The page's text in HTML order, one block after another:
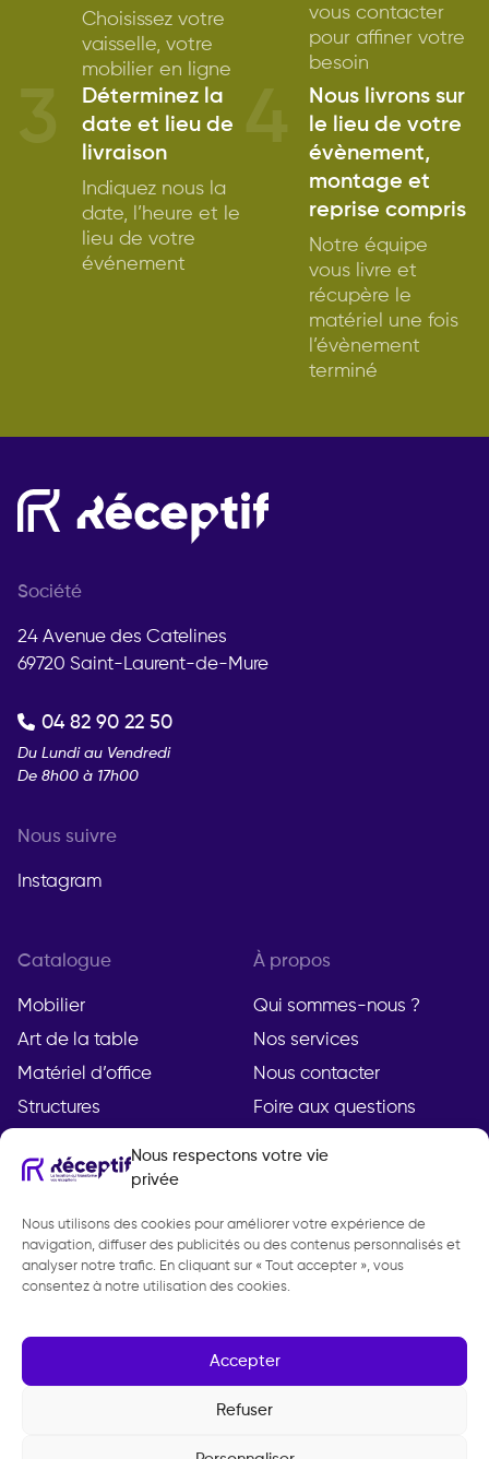
Nous respectons votre vie
privée
Nous utilisons des cookies pour améliorer votre expérience de
navigation, diffuser des publicités ou des contenus personnalisés et
analyser notre trafic. En cliquant sur « Tout accepter », vous
consentez à notre utilisation des cookies.
Accepter
Refuser
Choisissez votre
vaisselle, votre
mobilier en ligne
vous contacter
pour affiner votre
besoin
Déterminez la
date et lieu de
livraison
Indiquez nous la
date, l’heure et le
lieu de votre
événement
Nous livrons sur
le lieu de votre
évènement,
montage et
reprise compris
Notre équipe
vous livre et
récupère le
matériel une fois
l’évènement
terminé
Société
24 Avenue des Catelines
69720 Saint-Laurent-de-Mure
04 82 90 22 50
Du Lundi au Vendredi
De 8h00 à 17h00
Nous suivre
Instagram
Catalogue
Mobilier
Art de la table
Matériel d’office
Structures
À propos
Qui sommes-nous ?
Nos services
Nous contacter
Foire aux questions
Compte
Mon compte
Demande de devis
Mentions légales
Politique de
confidentialité
Gestion des cookies